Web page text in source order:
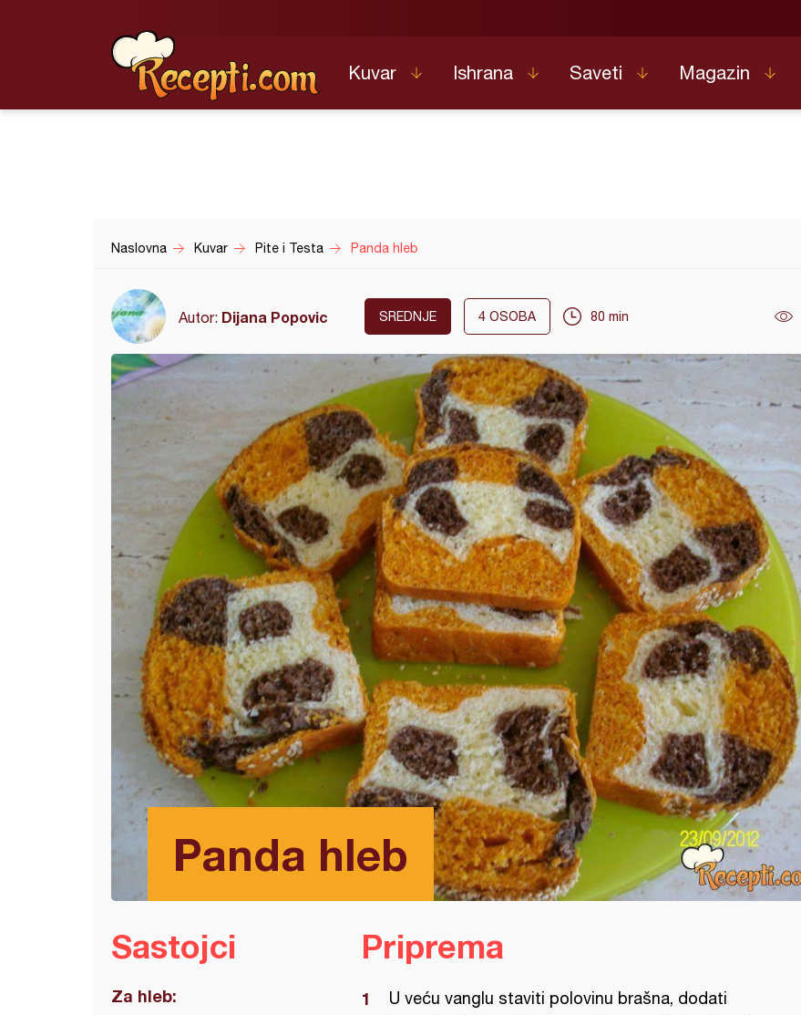
Kuvar Ishrana Saveti Magazin
Naslovna Kuvar Pite i Testa Panda hleb
Autor: Dijana Popovic SREDNJE 4 OSOBA 80 min
Panda hleb
Sastojci
Za hleb:
Priprema
U veću vanglu staviti polovinu brašna, dodati